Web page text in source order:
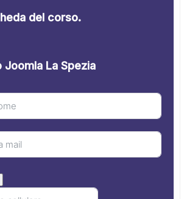
del corso.
Joomla La Spezia